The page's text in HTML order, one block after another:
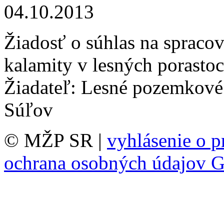
04.10.2013
Žiadosť o súhlas na
kalamity v lesných
Žiadateľ: Lesné
Súľov
© MŽP SR | vyhlásenie o
ochrana osobných údajov